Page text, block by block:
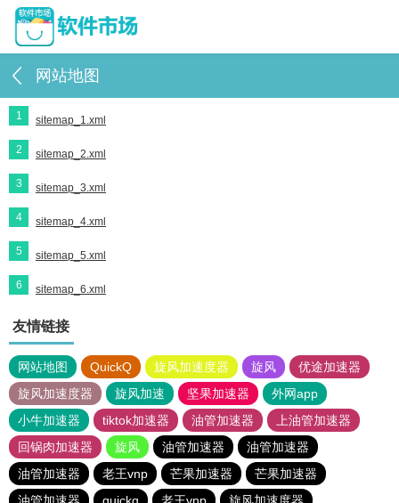
网站地图
1 sitemap_1.xml
2 sitemap_2.xml
3 sitemap_3.xml
4 sitemap_4.xml
5 sitemap_5.xml
6 sitemap_6.xml
友情链接
网站地图 QuickQ 旋风加速度器 旋风
优途加速器
旋风加速度器
旋风加速 坚果加速器
外网app
小牛加速器
tiktok加速器 油管加速器
上油管加速器
回锅肉加速器
旋风 油管加速器
油管加速器
油管加速器
老王vnp 芒果加速器
芒果加速器
油管加速器
quickq 老王vnp
旋风加速度器